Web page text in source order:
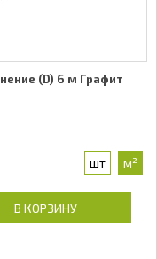
(D) 6 м Графит
шт м²
В КОРЗИНУ